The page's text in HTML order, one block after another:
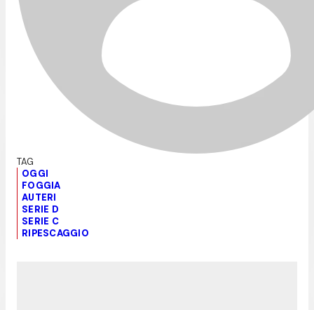
OGGI
FOGGIA
AUTERI
SERIE D
SERIE C
RIPESCAGGIO